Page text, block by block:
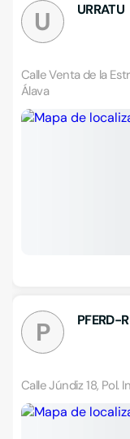
U URRATU
Calle Venta de la
Álava
P PFERD-
Calle Júndiz 18, Pol.